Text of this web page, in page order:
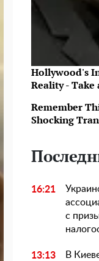
Hollywood's
Reality - Take
Remember
Shocking
16:21
с
13:13 В